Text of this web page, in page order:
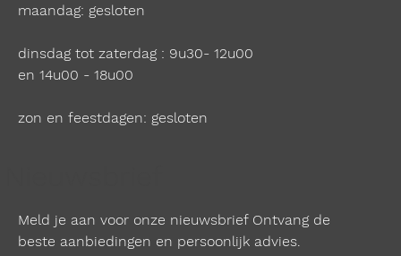
maandag: gesloten
dinsdag tot zaterdag : 9u30- 12u00
en 14u00 - 18u00
zon en feestdagen: gesloten
Meld je aan voor onze nieuwsbrief Ontvang de
beste aanbiedingen en persoonlijk advies.